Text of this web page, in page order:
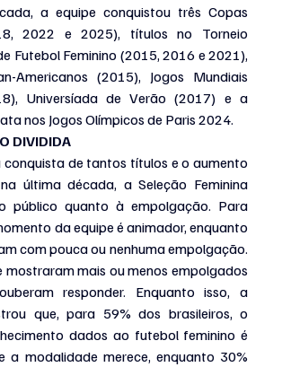
a equipe conquistou três Copas
2022 e 2025), títulos no Torneio
Futebol Feminino (2015, 2016 e 2021),
Americanos (2015), Jogos Mundiais
Universíada de Verão (2017) e a
nos Jogos Olímpicos de Paris 2024.
DIVIDIDA
conquista de tantos títulos e o aumento
última década, a Seleção Feminina
público quanto à empolgação. Para
da equipe é animador, enquanto
com pouca ou nenhuma empolgação.
mostraram mais ou menos empolgados
responder. Enquanto isso, a
que, para 59% dos brasileiros, o
dados ao futebol feminino é
a modalidade merece, enquanto 30%